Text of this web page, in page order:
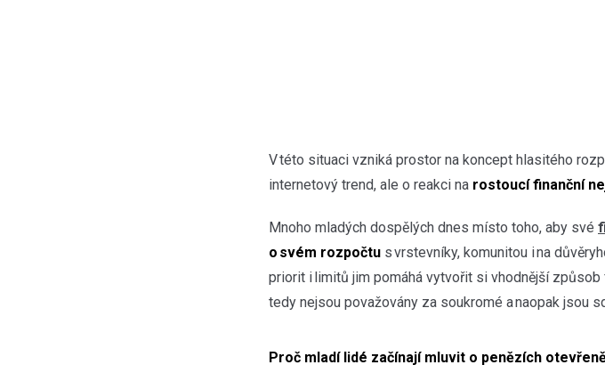
V této situaci vzniká prostor na koncept hlasitého
internetový trend, ale o reakci na rostoucí finanční
Mnoho mladých dospělých dnes místo toho, aby své
o svém rozpočtu s vrstevníky, komunitou i na
priorit i limitů jim pomáhá vytvořit si vhodnější
tedy nejsou považovány za soukromé a naopak jsou
Proč mladí lidé začínají mluvit o penězích